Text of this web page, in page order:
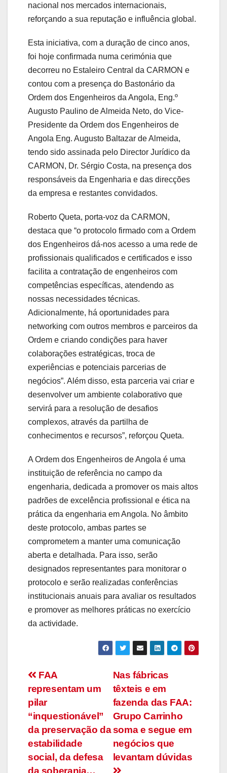
nacional nos mercados internacionais,
reforçando a sua reputação e influência global.
Esta iniciativa, com a duração de cinco anos,
foi hoje confirmada numa cerimónia que
decorreu no Estaleiro Central da CARMON e
contou com a presença do Bastonário da
Ordem dos Engenheiros da Angola, Eng.º
Augusto Paulino de Almeida Neto, do Vice-
Presidente da Ordem dos Engenheiros de
Angola Eng. Augusto Baltazar de Almeida,
tendo sido assinada pelo Director Jurídico da
CARMON, Dr. Sérgio Costa, na presença dos
responsáveis da Engenharia e das direcções
da empresa e restantes convidados.
Roberto Queta, porta-voz da CARMON,
destaca que “o protocolo firmado com a Ordem
dos Engenheiros dá-nos acesso a uma rede de
profissionais qualificados e certificados e isso
facilita a contratação de engenheiros com
competências específicas, atendendo as
nossas necessidades técnicas.
Adicionalmente, há oportunidades para
networking com outros membros e parceiros da
Ordem e criando condições para haver
colaborações estratégicas, troca de
experiências e potenciais parcerias de
negócios”. Além disso, esta parceria vai criar e
desenvolver um ambiente colaborativo que
servirá para a resolução de desafios
complexos, através da partilha de
conhecimentos e recursos”, reforçou Queta.
A Ordem dos Engenheiros de Angola é uma
instituição de referência no campo da
engenharia, dedicada a promover os mais altos
padrões de excelência profissional e ética na
prática da engenharia em Angola. No âmbito
deste protocolo, ambas partes se
comprometem a manter uma comunicação
aberta e detalhada. Para isso, serão
designados representantes para monitorar o
protocolo e serão realizadas conferências
institucionais anuais para avaliar os resultados
e promover as melhores práticas no exercício
da actividade.
Navegação
de
artigos
Nas fábricas
têxteis e em
fazenda das FAA:
Grupo Carrinho
soma e segue em
negócios que
levantam dúvidas
FAA
representam um
pilar
“inquestionável”
da preservação da
estabilidade
social, da defesa
da soberania…